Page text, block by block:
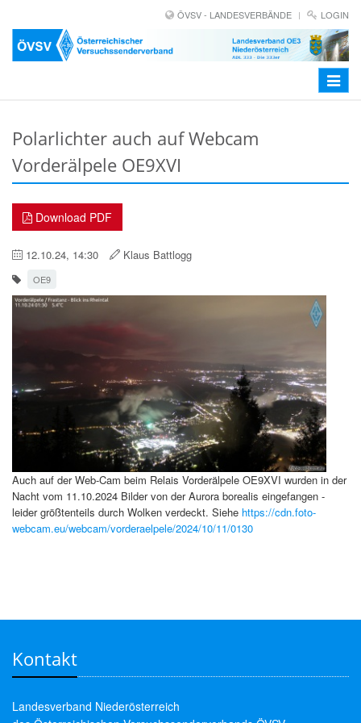
ÖVSV - LANDESVERBÄNDE LOGIN
Toggle
Polarlichter auch auf Webcam
Vorderälpele OE9XVI
Download PDF
12.10.24, 14:30 Klaus Battlogg
OE9
Auch auf der Web-Cam beim Relais Vorderälpele OE9XVI wurden in der
Nacht vom 11.10.2024 Bilder von der Aurora borealis eingefangen -
leider größtenteils durch Wolken verdeckt. Siehe https://cdn.foto-
webcam.eu/webcam/vorderaelpele/2024/10/11/0130
Kontakt
Landesverband Niederösterreich